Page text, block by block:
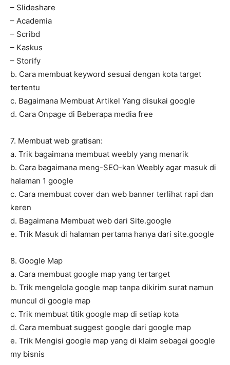
– Slideshare
– Academia
– Scribd
– Kaskus
– Storify
b. Cara membuat keyword sesuai dengan kota target
tertentu
c. Bagaimana Membuat Artikel Yang disukai google
d. Cara Onpage di Beberapa media free
7. Membuat web gratisan:
a. Trik bagaimana membuat weebly yang menarik
b. Cara bagaimana meng-SEO-kan Weebly agar masuk di
halaman 1 google
c. Cara membuat cover dan web banner terlihat rapi dan
keren
d. Bagaimana Membuat web dari Site.google
e. Trik Masuk di halaman pertama hanya dari site.google
8. Google Map
a. Cara membuat google map yang tertarget
b. Trik mengelola google map tanpa dikirim surat namun
muncul di google map
c. Trik membuat titik google map di setiap kota
d. Cara membuat suggest google dari google map
e. Trik Mengisi google map yang di klaim sebagai google
my bisnis